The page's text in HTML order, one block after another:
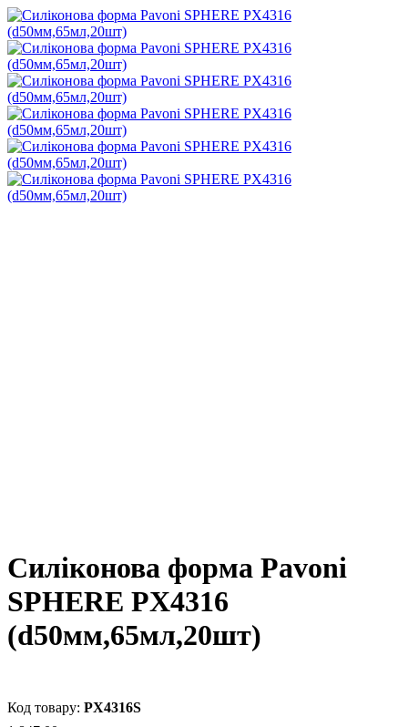
Силіконова форма Pavoni
SPHERE PX4316
(d50мм,65мл,20шт)
PX4316S